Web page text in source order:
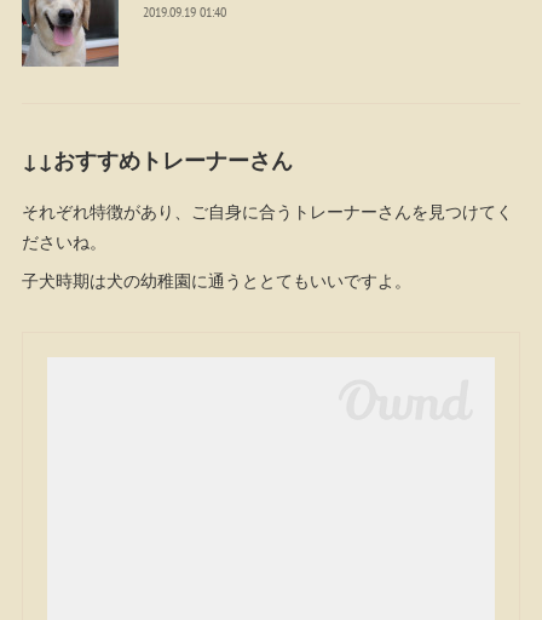
2019.09.19 01:40
↓↓おすすめトレーナーさん
それぞれ特徴があり、ご自身に合うトレーナーさんを見つけてく
ださいね。
子犬時期は犬の幼稚園に通うととてもいいですよ。